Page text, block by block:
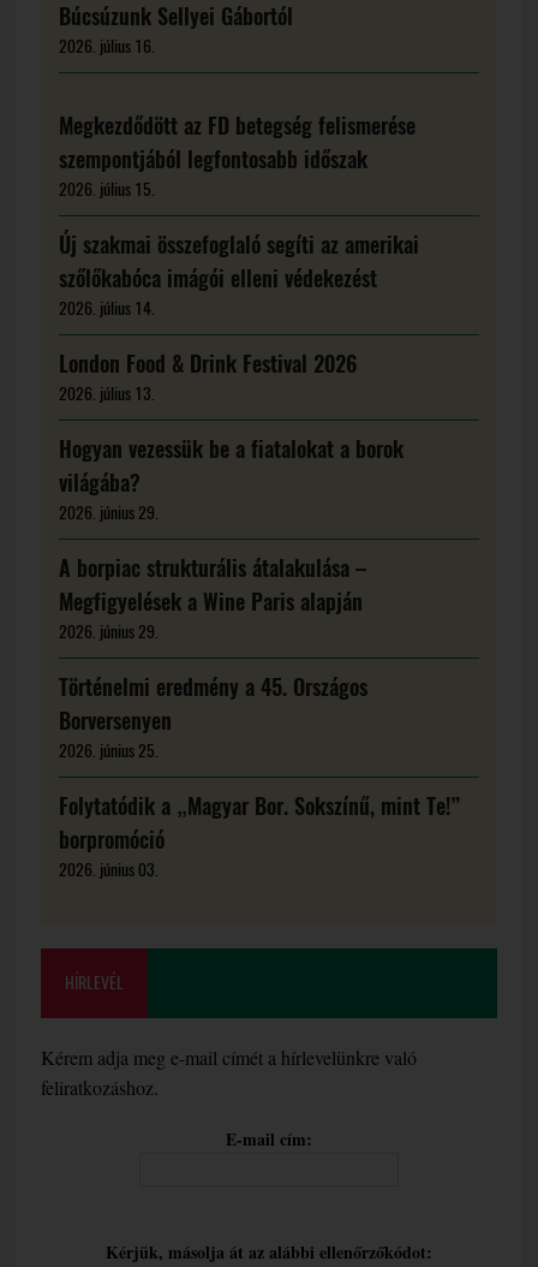
Búcsúzunk Sellyei Gábortól
2026. július 16.
Megkezdődött az FD betegség felismerése
szempontjából legfontosabb időszak
2026. július 15.
Új szakmai összefoglaló segíti az amerikai
szőlőkabóca imágói elleni védekezést
2026. július 14.
London Food & Drink Festival 2026
2026. július 13.
Hogyan vezessük be a fiatalokat a borok
világába?
2026. június 29.
A borpiac strukturális átalakulása –
Megfigyelések a Wine Paris alapján
2026. június 29.
Történelmi eredmény a 45. Országos
Borversenyen
2026. június 25.
Folytatódik a „Magyar Bor. Sokszínű, mint Te!”
borpromóció
2026. június 03.
HÍRLEVÉL
Kérem adja meg e-mail címét a hírlevelünkre való
feliratkozáshoz.
E-mail cím:
Kérjük, másolja át az alábbi ellenőrzőkódot: